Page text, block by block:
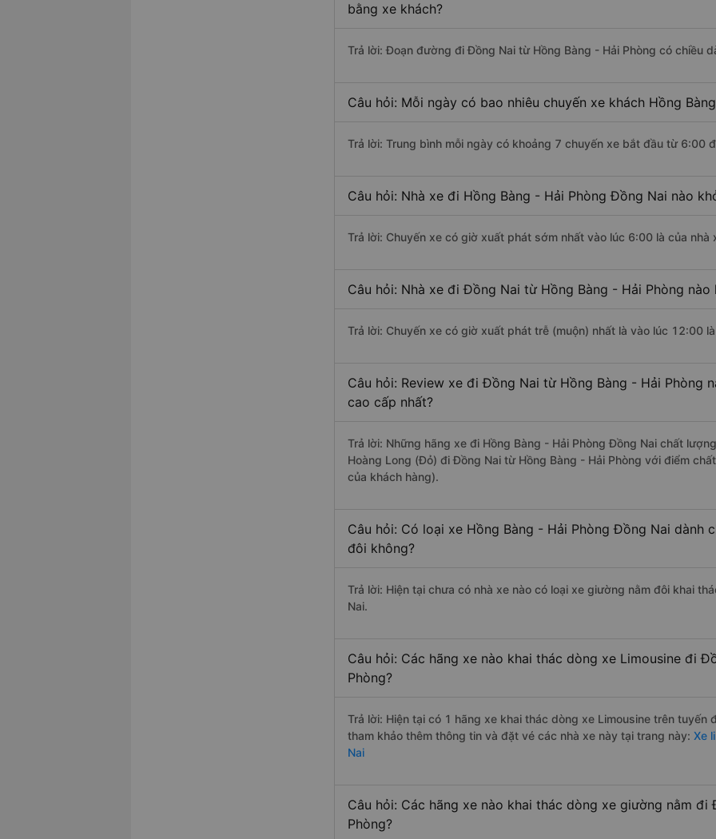
bằng xe khách?
Trả lời: Đoạn đường đi Đồng Nai từ Hồng Bàng - Hải Phòng có chiều
Câu hỏi: Mỗi ngày có bao nhiêu chuyến xe khách Hồng
Trả lời: Trung bình mỗi ngày có khoảng 7 chuyến xe bắt đầu từ 6:00
Câu hỏi: Nhà xe đi Hồng Bàng - Hải Phòng Đồng Nai nào
Trả lời: Chuyến xe có giờ xuất phát sớm nhất vào lúc 6:00 là của nhà
Câu hỏi: Nhà xe đi Đồng Nai từ Hồng Bàng - Hải Phòng nào
Trả lời: Chuyến xe có giờ xuất phát trễ (muộn) nhất là vào lúc 12:00
Câu hỏi: Review xe đi Đồng Nai từ Hồng Bàng - Hải Phòng
cao cấp nhất?
Trả lời: Những hãng xe đi Hồng Bàng - Hải Phòng Đồng Nai chất
Hoàng Long (Đỏ) đi Đồng Nai từ Hồng Bàng - Hải Phòng với điểm
của khách hàng).
Câu hỏi: Có loại xe Hồng Bàng - Hải Phòng Đồng Nai dành
đôi không?
Trả lời: Hiện tại chưa có nhà xe nào có loại xe giường nằm đôi khai
Nai.
Câu hỏi: Các hãng xe nào khai thác dòng xe Limousine đi
Phòng?
Trả lời: Hiện tại có 1 hãng xe khai thác dòng xe Limousine trên tuyến
tham khảo thêm thông tin và đặt vé các nhà xe này tại trang này: Xe
Nai
Câu hỏi: Các hãng xe nào khai thác dòng xe giường nằm
Phòng?